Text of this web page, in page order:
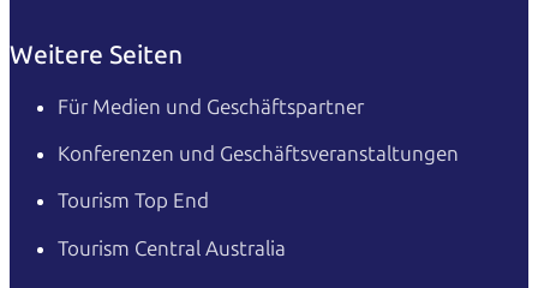
Weitere Seiten
Für Medien und Geschäftspartner
Konferenzen und Geschäftsveranstaltungen
Tourism Top End
Tourism Central Australia